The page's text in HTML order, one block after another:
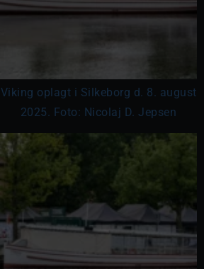
Viking oplagt i Silkeborg d. 8. august
2025. Foto: Nicolaj D. Jepsen